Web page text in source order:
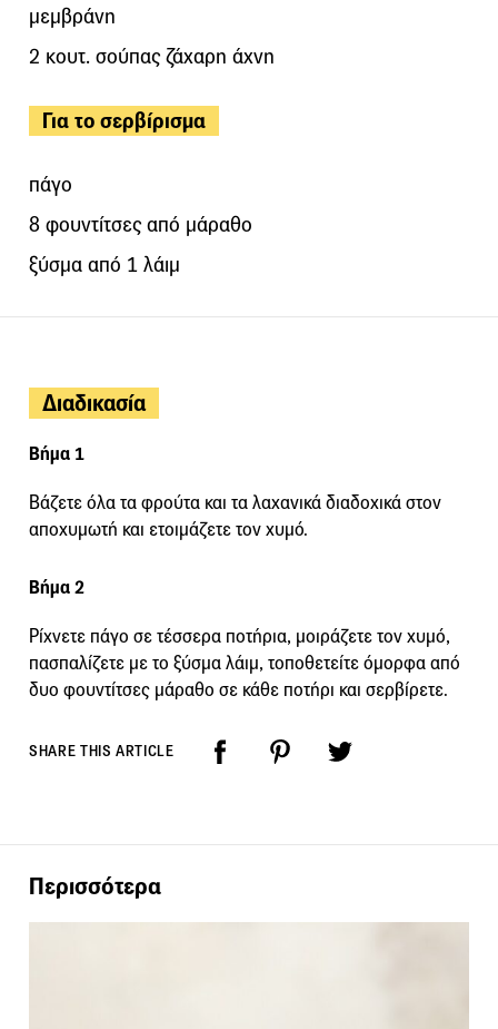
μεμβράνη
2 κουτ. σούπας ζάχαρη άχνη
Για το σερβίρισμα
πάγο
8 φουντίτσες από μάραθο
ξύσμα από 1 λάιμ
Διαδικασία
Βήμα 1
Βάζετε όλα τα φρούτα και τα λαχανικά διαδοχικά στον
αποχυμωτή και ετοιμάζετε τον χυμό.
Βήμα 2
Ρίχνετε πάγο σε τέσσερα ποτήρια, μοιράζετε τον χυμό,
πασπαλίζετε με το ξύσμα λάιμ, τοποθετείτε όμορφα από
δυο φουντίτσες μάραθο σε κάθε ποτήρι και σερβίρετε.
SHARE THIS ARTICLE
Περισσότερα